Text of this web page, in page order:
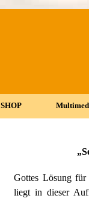
Menü überspringen
▼
SHOP ▼
Gottes Lösung für
liegt in dieser